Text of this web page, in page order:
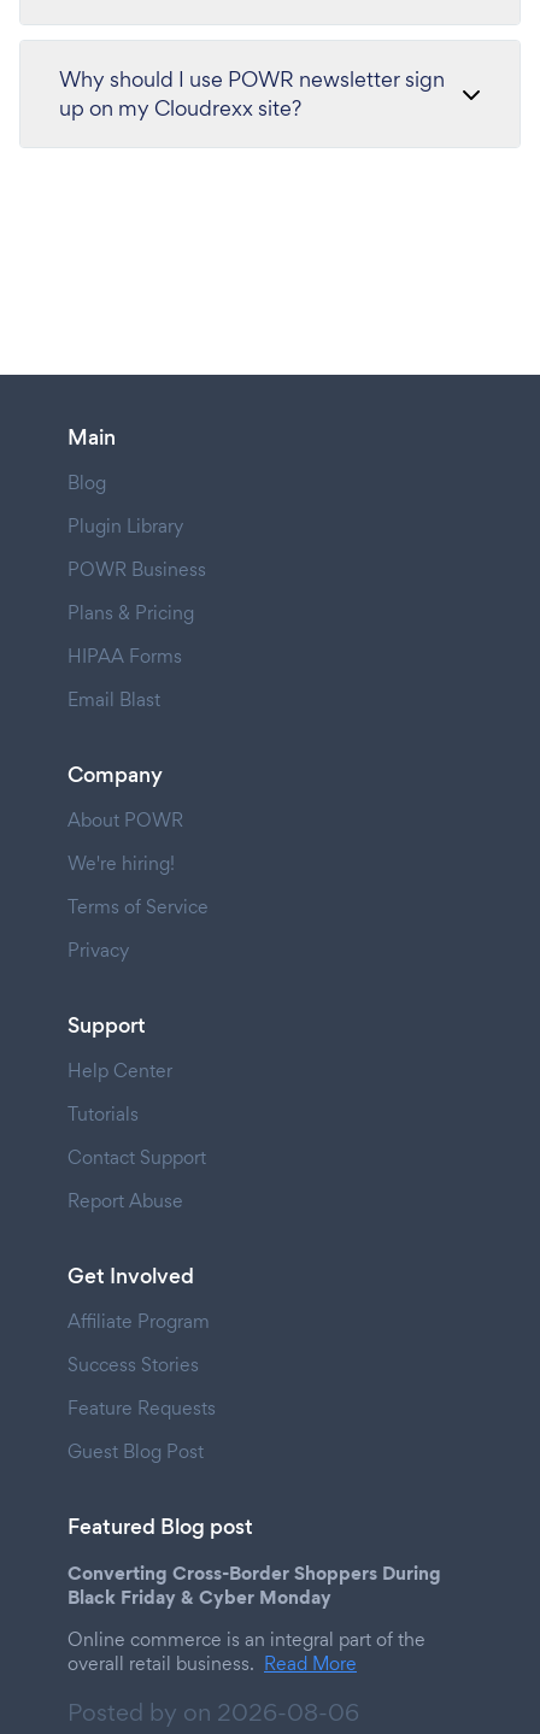
Why should I use POWR newsletter sign
up on my Cloudrexx site?
Main
Blog
Plugin Library
POWR Business
Plans & Pricing
HIPAA Forms
Email Blast
Company
About POWR
We're hiring!
Terms of Service
Privacy
Support
Help Center
Tutorials
Contact Support
Report Abuse
Get Involved
Affiliate Program
Success Stories
Feature Requests
Guest Blog Post
Featured Blog post
Converting Cross-Border Shoppers During
Black Friday & Cyber Monday
Online commerce is an integral part of the
overall retail business. Read More
Posted by on 2026-08-06